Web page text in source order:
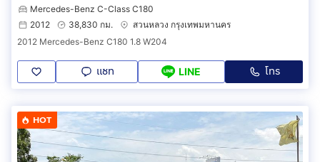
Mercedes-Benz C-Class C180
2012
38,830 กม.
สวนหลวง กรุงเทพมหานคร
2012 Mercedes-Benz C180 1.8 W204
แชท LINE โทร
HOT